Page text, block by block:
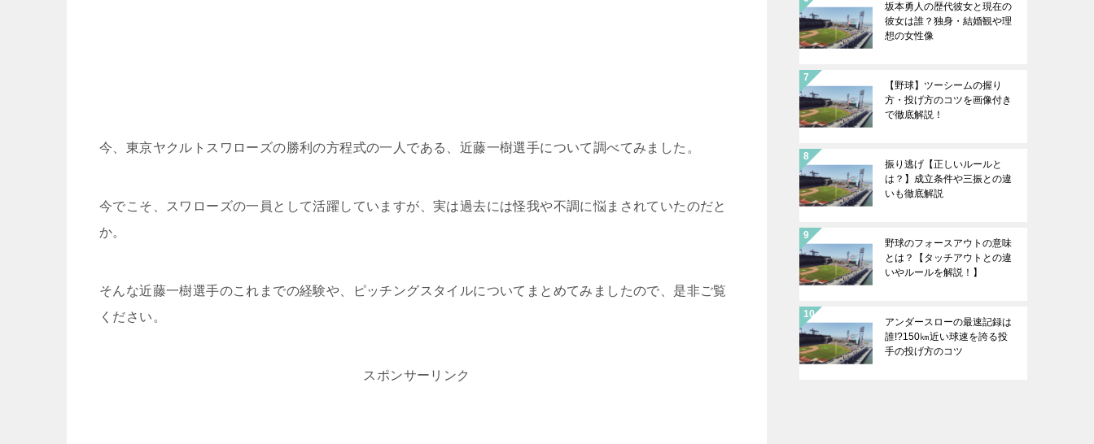
今、東京ヤクルトスワローズの勝利の方程式の一人である、近藤一樹選手について調べてみました。
今でこそ、スワローズの一員として活躍していますが、実は過去には怪我や不調に悩まされていたのだと
か。
そんな近藤一樹選手のこれまでの経験や、ピッチングスタイルについてまとめてみましたので、是非ご覧
ください。
スポンサーリンク
坂本勇人の歴代彼女と現在の
彼女は誰？独身・結婚観や理
想の女性像
【野球】ツーシームの握り
方・投げ方のコツを画像付き
で徹底解説！
振り逃げ【正しいルールと
は？】成立条件や三振との違
いも徹底解説
野球のフォースアウトの意味
とは？【タッチアウトとの違
いやルールを解説！】
アンダースローの最速記録は
誰!?150㎞近い球速を誇る投
手の投げ方のコツ